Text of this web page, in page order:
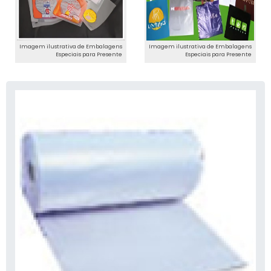
Imagem ilustrativa de Embalagens
Especiais para Presente
Imagem ilustrativa de Embalagens
Especiais para Presente